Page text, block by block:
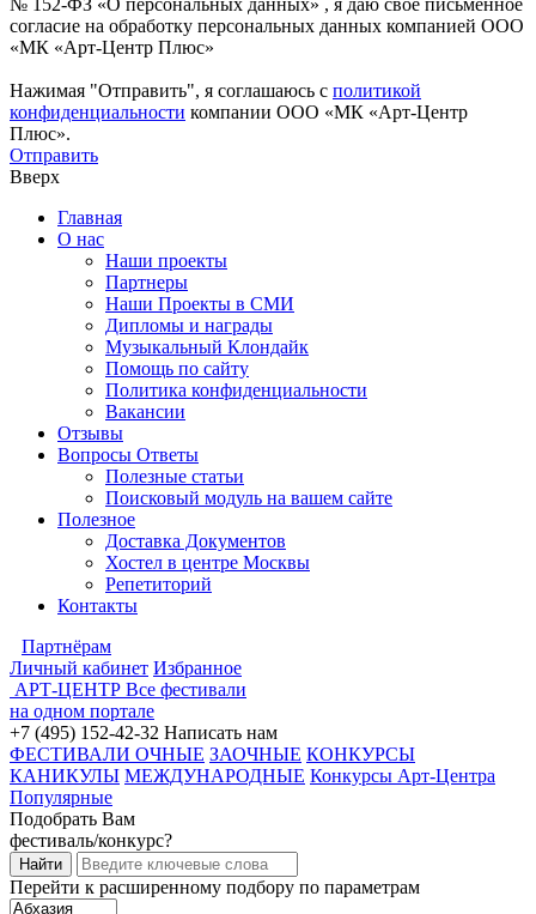
№ 152-ФЗ «О персональных данных» , я даю свое письменное
согласие на обработку персональных данных компанией ООО
«МК «Арт-Центр Плюс»
Нажимая "Отправить", я соглашаюсь с политикой
конфиденциальности компании ООО «МК «Арт-Центр
Плюс».
Отправить
Вверх
Главная
О нас
Наши проекты
Партнеры
Наши Проекты в СМИ
Дипломы и награды
Музыкальный Клондайк
Помощь по сайту
Политика конфиденциальности
Вакансии
Отзывы
Вопросы Ответы
Полезные статьи
Поисковый модуль на вашем сайте
Полезное
Доставка Документов
Хостел в центре Москвы
Репетиторий
Контакты
Партнёрам
Личный кабинет Избранное
АРТ-ЦЕНТР Все фестивали
на одном портале
+7 (495) 152-42-32 Написать нам
ФЕСТИВАЛИ ОЧНЫЕ ЗАОЧНЫЕ КОНКУРСЫ
КАНИКУЛЫ МЕЖДУНАРОДНЫЕ Конкурсы Арт-Центра
Популярные
Подобрать Вам
фестиваль/конкурс?
Перейти к расширенному подбору по параметрам